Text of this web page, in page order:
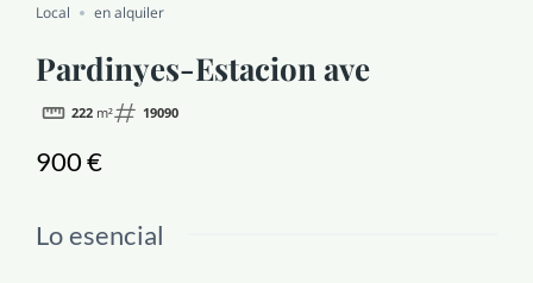
PERFIL
Local en alquiler
Pardinyes-Estacion ave
222 m² 19090
900 €
Lo esencial